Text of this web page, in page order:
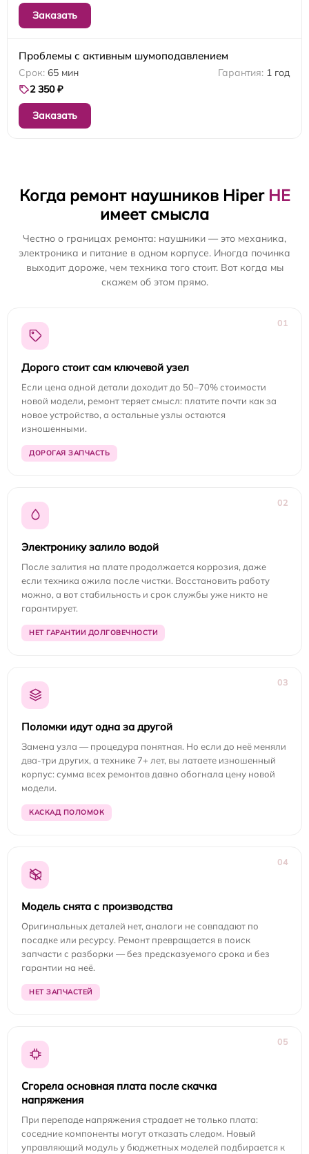
Заказать
Проблемы с активным шумоподавлением
65 мин
1 год
2 350 ₽
Заказать
Когда ремонт наушников Hiper НЕ
имеет смысла
Честно о границах ремонта: наушники — это механика,
электроника и питание в одном корпусе. Иногда починка
выходит дороже, чем техника того стоит. Вот когда мы
скажем об этом прямо.
01
Дорого стоит сам ключевой узел
Если цена одной детали доходит до 50–70% стоимости
новой модели, ремонт теряет смысл: платите почти как за
новое устройство, а остальные узлы остаются
изношенными.
ДОРОГАЯ ЗАПЧАСТЬ
02
Электронику залило водой
После залития на плате продолжается коррозия, даже
если техника ожила после чистки. Восстановить работу
можно, а вот стабильность и срок службы уже никто не
гарантирует.
НЕТ ГАРАНТИИ ДОЛГОВЕЧНОСТИ
03
Поломки идут одна за другой
Замена узла — процедура понятная. Но если до неё меняли
два-три других, а технике 7+ лет, вы латаете изношенный
корпус: сумма всех ремонтов давно обогнала цену новой
модели.
КАСКАД ПОЛОМОК
04
Модель снята с производства
Оригинальных деталей нет, аналоги не совпадают по
посадке или ресурсу. Ремонт превращается в поиск
запчасти с разборки — без предсказуемого срока и без
гарантии на неё.
НЕТ ЗАПЧАСТЕЙ
05
Сгорела основная плата после скачка
напряжения
При перепаде напряжения страдает не только плата:
соседние компоненты могут отказать следом. Новый
управляющий модуль у бюджетных моделей подбирается к